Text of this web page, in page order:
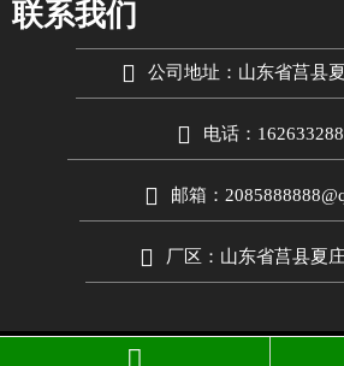
联系我们
 公司地址：山东省莒县
 电话：
 邮箱：
 厂区：山东省莒县夏
